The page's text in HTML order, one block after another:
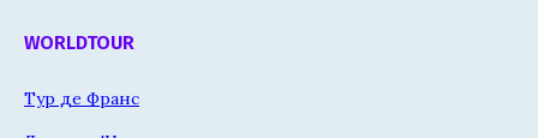
WORLDTOUR
Тур де Франс